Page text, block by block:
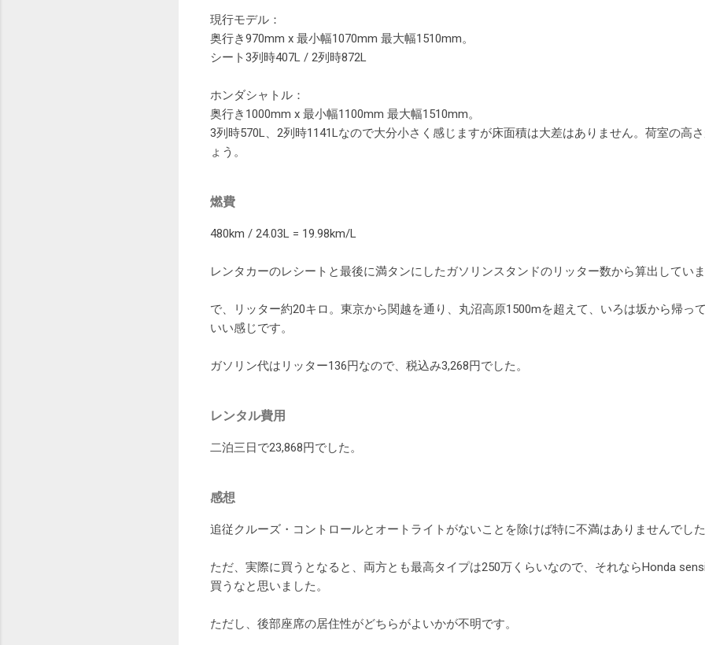
現行モデル：
奥行き970mm x 最小幅1070mm 最大幅1510mm。
シート3列時407L / 2列時872L
ホンダシャトル：
奥行き1000mm x 最小幅1100mm 最大幅1510mm。
3列時570L、2列時1141Lなので大分小さく感じますが床面積は大差はありません。荷室の高
ょう。
燃費
480km / 24.03L = 19.98km/L
レンタカーのレシートと最後に満タンにしたガソリンスタンドのリッター数から算出してい
で、リッター約20キロ。東京から関越を通り、丸沼高原1500mを超えて、いろは坂から帰っ
いい感じです。
ガソリン代はリッター136円なので、税込み3,268円でした。
レンタル費用
二泊三日で23,868円でした。
感想
追従クルーズ・コントロールとオートライトがないことを除けば特に不満はありませんでし
ただ、実際に買うとなると、両方とも最高タイプは250万くらいなので、それならHonda
買うなと思いました。
ただし、後部座席の居住性がどちらがよいかが不明です。